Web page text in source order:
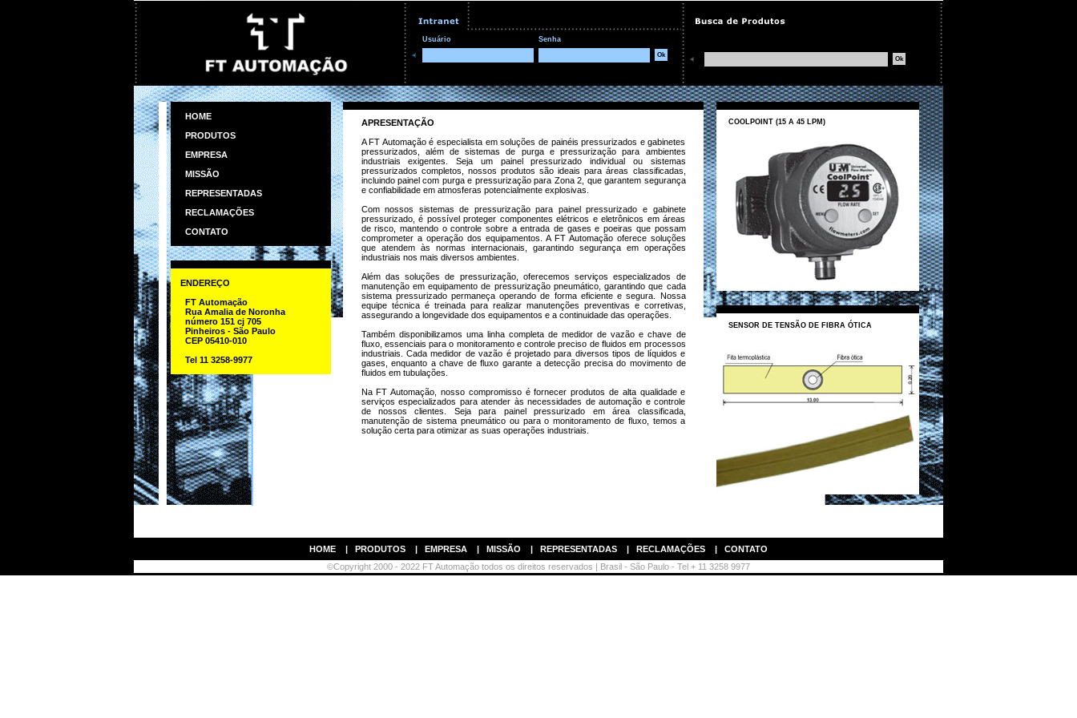
Usuário Senha
HOME
PRODUTOS
EMPRESA
MISSÃO
REPRESENTADAS
RECLAMAÇÕES
CONTATO
ENDEREÇO
FT Automação
Rua Amalia de Noronha
número 151 cj 705
Pinheiros - São Paulo
CEP 05410-010
Tel 11 3258-9977
APRESENTAÇÃO
A FT Automação é especialista em soluções de painéis pressurizados e gabinetes
pressurizados, além de sistemas de purga e pressurização para ambientes
industriais exigentes. Seja um painel pressurizado individual ou sistemas
pressurizados completos, nossos produtos são ideais para áreas classificadas,
incluindo painel com purga e pressurização para Zona 2, que garantem segurança
e confiabilidade em atmosferas potencialmente explosivas.
Com nossos sistemas de pressurização para painel pressurizado e gabinete
pressurizado, é possível proteger componentes elétricos e eletrônicos em áreas
de risco, mantendo o controle sobre a entrada de gases e poeiras que possam
comprometer a operação dos equipamentos. A FT Automação oferece soluções
que atendem às normas internacionais, garantindo segurança em operações
industriais nos mais diversos ambientes.
Além das soluções de pressurização, oferecemos serviços especializados de
manutenção em equipamento de pressurização pneumático, garantindo que cada
sistema pressurizado permaneça operando de forma eficiente e segura. Nossa
equipe técnica é treinada para realizar manutenções preventivas e corretivas,
assegurando a longevidade dos equipamentos e a continuidade das operações.
Também disponibilizamos uma linha completa de medidor de vazão e chave de
fluxo, essenciais para o monitoramento e controle preciso de fluidos em processos
industriais. Cada medidor de vazão é projetado para diversos tipos de líquidos e
gases, enquanto a chave de fluxo garante a detecção precisa do movimento de
fluidos em tubulações.
Na FT Automação, nosso compromisso é fornecer produtos de alta qualidade e
serviços especializados para atender às necessidades de automação e controle
de nossos clientes. Seja para painel pressurizado em área classificada,
manutenção de sistema pneumático ou para o monitoramento de fluxo, temos a
solução certa para otimizar as suas operações industriais.
COOLPOINT (15 A 45 LPM)
SENSOR DE TENSÃO DE FIBRA ÓTICA
HOME | PRODUTOS | EMPRESA | MISSÃO | REPRESENTADAS | RECLAMAÇÕES | CONTATO
©Copyright 2000 - 2022 FT Automação todos os direitos reservados | Brasil - São Paulo - Tel + 11 3258 9977